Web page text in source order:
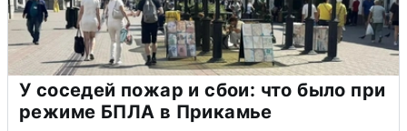
У соседей пожар и сбои: что было при
режиме БПЛА в Прикамье